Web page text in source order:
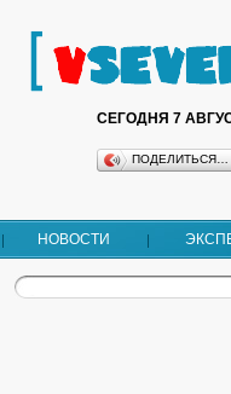
СЕГОДНЯ 7
ПОДЕЛИТЬСЯ…
НОВОСТИ